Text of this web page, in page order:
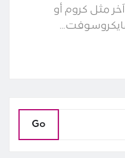
مثل كروم أو
Go